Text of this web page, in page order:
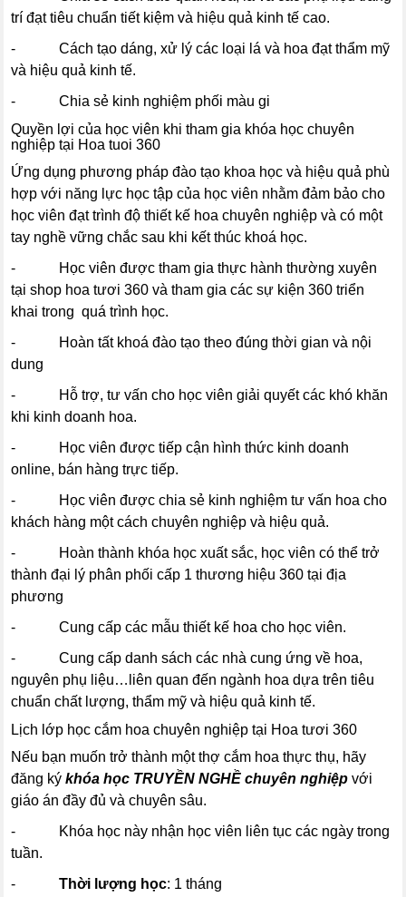
trí đạt tiêu chuẩn tiết kiệm và hiệu quả kinh tế cao.
- Cách tạo dáng, xử lý các loại lá và hoa đạt thẩm mỹ
và hiệu quả kinh tế.
- Chia sẻ kinh nghiệm phối màu gi
Quyền lợi của học viên khi tham gia khóa học chuyên
nghiệp tại Hoa tuoi 360
Ứng dụng phương pháp đào tạo khoa học và hiệu quả phù
hợp với năng lực học tập của học viên nhằm đảm bảo cho
học viên đạt trình độ thiết kế hoa chuyên nghiệp và có một
tay nghề vững chắc sau khi kết thúc khoá học.
- Học viên được tham gia thực hành thường xuyên
tại shop hoa tươi 360 và tham gia các sự kiện 360 triển
khai trong quá trình học.
- Hoàn tất khoá đào tạo theo đúng thời gian và nội
dung
- Hỗ trợ, tư vấn cho học viên giải quyết các khó khăn
khi kinh doanh hoa.
- Học viên được tiếp cận hình thức kinh doanh
online, bán hàng trực tiếp.
- Học viên được chia sẻ kinh nghiệm tư vấn hoa cho
khách hàng một cách chuyên nghiệp và hiệu quả.
- Hoàn thành khóa học xuất sắc, học viên có thể trở
thành đại lý phân phối cấp 1 thương hiệu 360 tại địa
phương
- Cung cấp các mẫu thiết kế hoa cho học viên.
- Cung cấp danh sách các nhà cung ứng về hoa,
nguyên phụ liệu…liên quan đến ngành hoa dựa trên tiêu
chuẩn chất lượng, thẩm mỹ và hiệu quả kinh tế.
Lịch lớp học cắm hoa chuyên nghiệp tại Hoa tươi 360
Nếu bạn muốn trở thành một thợ cắm hoa thực thụ, hãy
đăng kýkhóa học TRUYỀN NGHỀ chuyên nghiệp với
giáo án đầy đủ và chuyên sâu.
- Khóa học này nhận học viên liên tục các ngày trong
tuần.
-Thời lượng học: 1 tháng